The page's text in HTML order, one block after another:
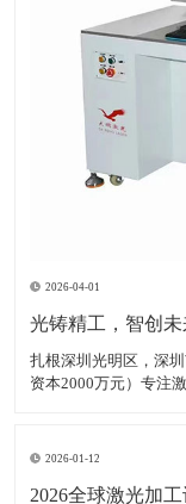
2026-04-01
扎根深圳光明区，深
资本2000万元）专注
钣金加工等多领域，
2026-01-12